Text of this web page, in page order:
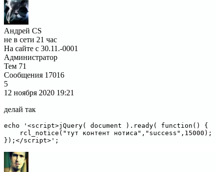
Андрей CS
не в сети 21 час
На сайте с 30.11.-0001
Администратор
Тем 71
Сообщения 17016
5
12 ноября 2020 19:21
делай так
echo '<script>jQuery( document ).ready( function() {
    rcl_notice("тут контент нотиса","success",15000);
});</script>';